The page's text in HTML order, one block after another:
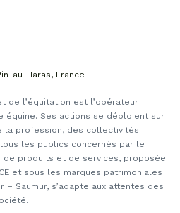
au-Haras, France
de l’équitation est l’opérateur
équine. Ses actions se déploient sur
profession, des collectivités
les publics concernés par le
de produits et de services, proposée
et sous les marques patrimoniales
– Saumur, s’adapte aux attentes des